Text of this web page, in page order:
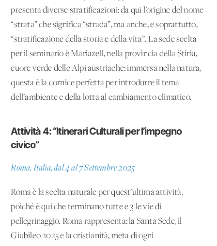
presenta diverse stratificazioni: da qui l’origine del nome
“strata” che significa “strada”, ma anche, e soprattutto,
“stratificazione della storia e della vita”. La sede scelta
per il seminario è Mariazell, nella provincia della Stiria,
cuore verde delle Alpi austriache: immersa nella natura,
questa è la cornice perfetta per introdurre il tema
dell’ambiente e della lotta al cambiamento climatico.
Attività 4: “Itinerari Culturali per l’impegno
civico”
Roma, Italia, dal 4 al 7 Settembre 2025
Roma è la scelta naturale per quest’ultima attività,
poiché è qui che terminano tutte e 3 le vie di
pellegrinaggio. Roma rappresenta: la Santa Sede, il
Giubileo 2025 e la cristianità, meta di ogni